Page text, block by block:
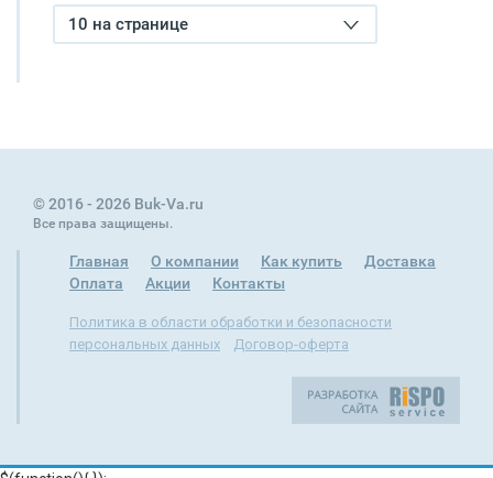
10 на странице
© 2016 - 2026 Buk-Va.ru
Все права защищены.
Главная О компании Как купить
Доставка
Оплата
Акции Контакты
Политика в области обработки и безопасности
персональных данных
Договор-оферта